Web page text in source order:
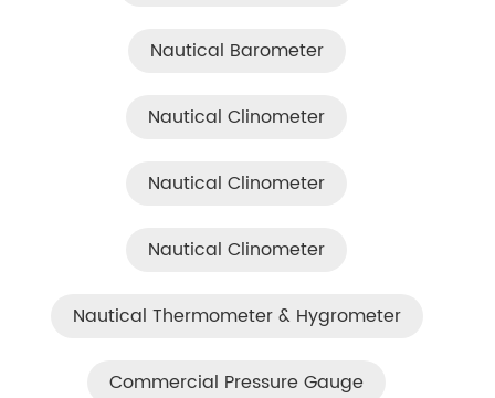
Nautical Barometer
Nautical Clinometer
Nautical Clinometer
Nautical Clinometer
Nautical Thermometer & Hygrometer
Commercial Pressure Gauge